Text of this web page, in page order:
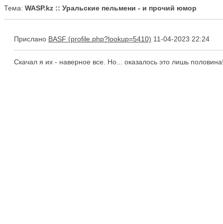
Тема: WASP.kz :: Уральские пельмени - и прочий юмор
Прислано BASF 11-04-2023 22:24
Скачал я их - наверное все. Но... оказалось это лишь